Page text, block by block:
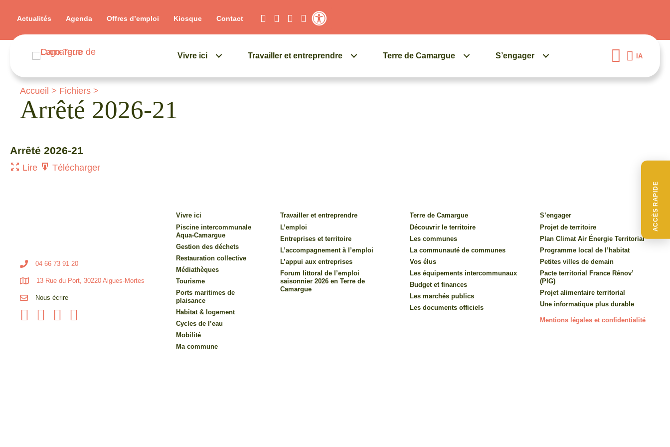
ACCÈS RAPIDE
Actualités Agenda Offres d’emploi Kiosque
Contact
Vivre ici Travailler et entreprendre Terre de Camargue S’engager IA
Accueil > Fichiers >
Arrêté 2026-21
Arrêté 2026-21
Lire Télécharger
04 66 73 91 20
13 Rue du Port, 30220 Aigues-Mortes
Nous écrire
Vivre ici
Piscine intercommunale
Aqua-Camargue
Gestion des déchets
Restauration collective
Médiathèques
Tourisme
Ports maritimes de
plaisance
Habitat & logement
Cycles de l’eau
Mobilité
Ma commune
Travailler et entreprendre
L’emploi
Entreprises et territoire
L’accompagnement à l’emploi
L’appui aux entreprises
Forum littoral de l’emploi
saisonnier 2026 en Terre de
Camargue
Terre de Camargue
Découvrir le territoire
Les communes
La communauté de communes
Vos élus
Les équipements intercommunaux
Budget et finances
Les marchés publics
Les documents officiels
S’engager
Projet de territoire
Plan Climat Air Énergie Territorial
Programme local de l’habitat
Petites villes de demain
Pacte territorial France Rénov’
(PIG)
Projet alimentaire territorial
Une informatique plus durable
Mentions légales et confidentialité